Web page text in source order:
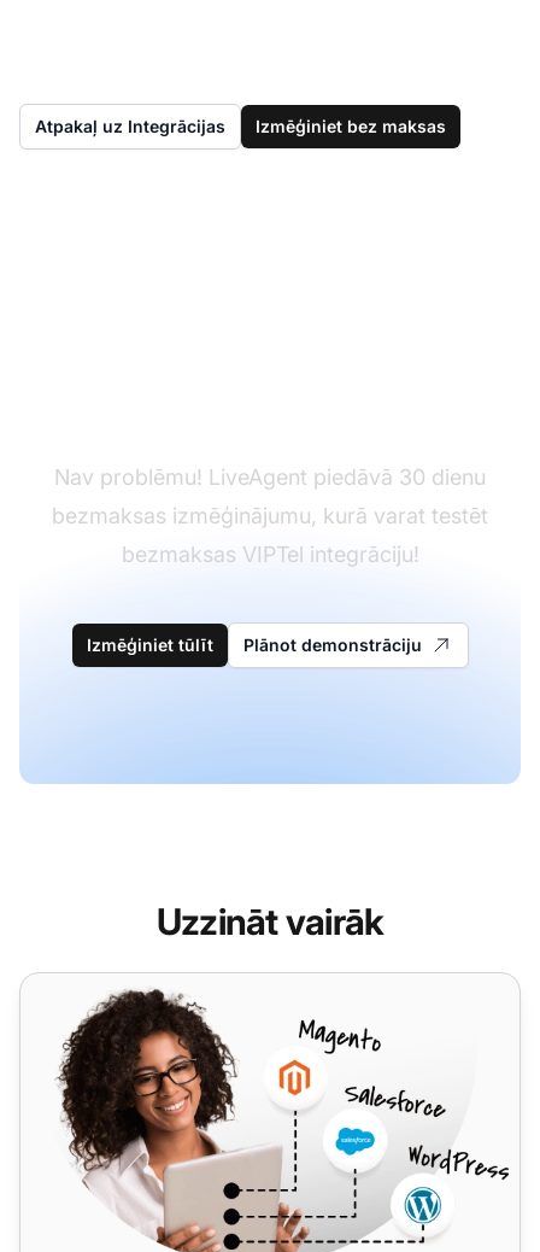
Atpakaļ uz Integrācijas Izmēģiniet bez maksas
Nav problēmu! LiveAgent piedāvā 30 dienu
bezmaksas izmēģinājumu, kurā varat testēt
bezmaksas VIPTel integrāciju!
Izmēģiniet tūlīt Plānot demonstrāciju
Uzzināt vairāk
VoipTel International